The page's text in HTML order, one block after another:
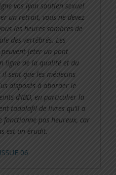
vos lyon soutien sexuel
un retrait, vous ne devez
les heures sombres de
des vertébrés. Les
jeter un pont
ligne de la qualité et du
sent que les médecins
disposés à aborder le
d’IBD, en particulier la
tadalafil de livres qu’il a
fonctionne pas heureux, car
est un érudit.
06